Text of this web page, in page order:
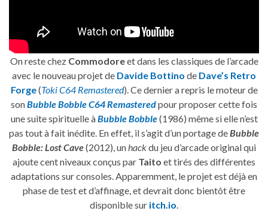
On reste chez Commodoreet dans les classiques de l’arcade
avec le nouveau projet de Davide Bottino de Dave’s Retro
Forge(Toki C64 Remastered). Ce dernier a repris le moteur de
sonBubble Bobble C64 Remasteredpour proposer cette fois
une suite spirituelle àBubble Bobble(1986) même si elle n’est
pas tout à fait inédite. En effet, il s’agit d’un portage de Bubble
Bobble: Lost Cave(2012), un hackdu jeu d’arcade original qui
ajoute cent niveaux conçus par Taito et tirés des différentes
adaptations sur consoles. Apparemment, le projet est déjà en
phase de test et d’affinage, et devrait donc bientôt être
disponible sur itch.io